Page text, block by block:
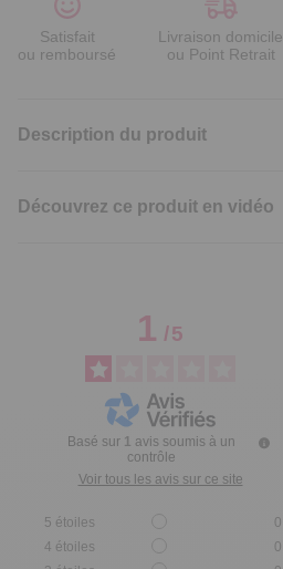
Satisfait
ou remboursé
Livraison domicile
ou Point Retrait
Description du produit
Découvrez ce produit en vidéo
1/5
Basé sur 1 avis soumis à un
contrôle
Voir tous les avis sur ce site
5 étoiles
0
4 étoiles
0